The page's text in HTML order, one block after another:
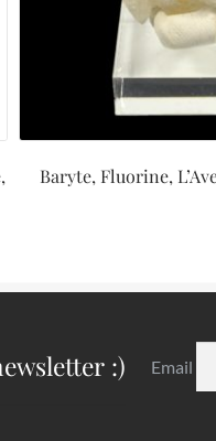
Baryte, Fluorine,
:) Email